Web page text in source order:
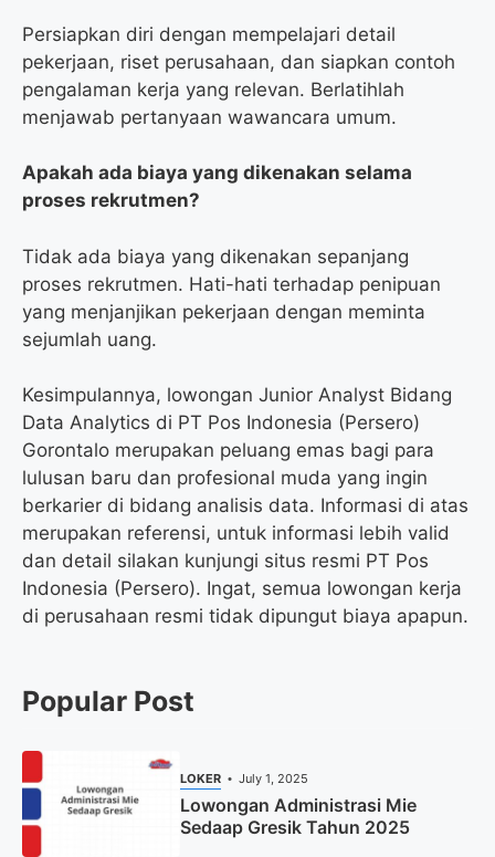
Persiapkan diri dengan mempelajari detail
pekerjaan, riset perusahaan, dan siapkan contoh
pengalaman kerja yang relevan. Berlatihlah
menjawab pertanyaan wawancara umum.
Apakah ada biaya yang dikenakan selama
proses rekrutmen?
Tidak ada biaya yang dikenakan sepanjang
proses rekrutmen. Hati-hati terhadap penipuan
yang menjanjikan pekerjaan dengan meminta
sejumlah uang.
Kesimpulannya, lowongan Junior Analyst Bidang
Data Analytics di PT Pos Indonesia (Persero)
Gorontalo merupakan peluang emas bagi para
lulusan baru dan profesional muda yang ingin
berkarier di bidang analisis data. Informasi di atas
merupakan referensi, untuk informasi lebih valid
dan detail silakan kunjungi situs resmi PT Pos
Indonesia (Persero). Ingat, semua lowongan kerja
di perusahaan resmi tidak dipungut biaya apapun.
Popular Post
LOKER July 1, 2025
Lowongan Administrasi Mie
Sedaap Gresik Tahun 2025